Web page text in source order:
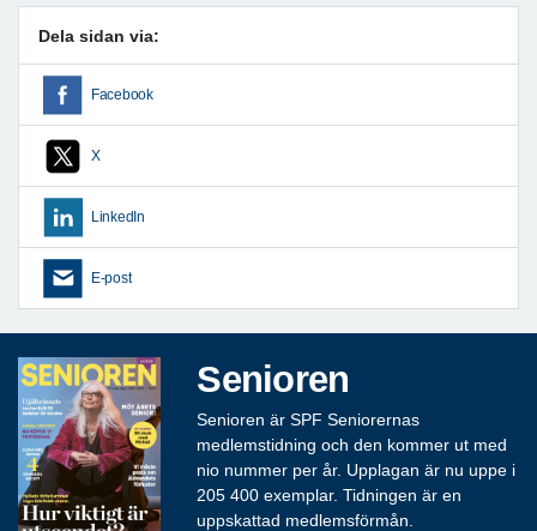
Dela sidan via:
Facebook
X
LinkedIn
E-post
Senioren
Senioren är SPF Seniorernas
medlemstidning och den kommer ut med
nio nummer per år. Upplagan är nu uppe i
205 400 exemplar. Tidningen är en
uppskattad medlemsförmån.